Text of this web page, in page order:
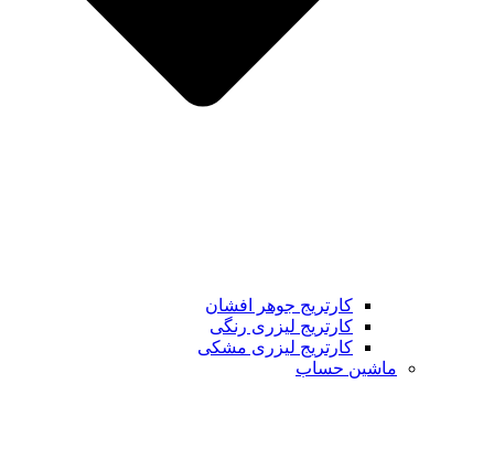
کارتریج جوهر افشان
کارتریج لیزری رنگی
کارتریج لیزری مشکی
ماشین حساب